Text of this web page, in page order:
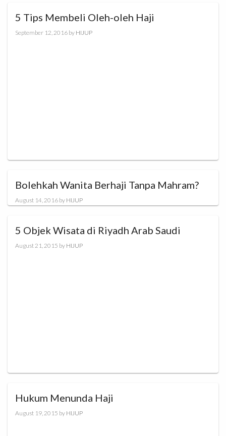
5 Tips Membeli Oleh-oleh Haji
September 12, 2016 by HIJUP
Bolehkah Wanita Berhaji Tanpa Mahram?
August 14, 2016 by HIJUP
5 Objek Wisata di Riyadh Arab Saudi
August 21, 2015 by HIJUP
Hukum Menunda Haji
August 19, 2015 by HIJUP